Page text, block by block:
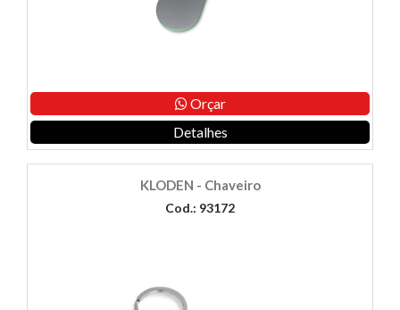
Orçar
Detalhes
KLODEN - Chaveiro
Cod.: 93172